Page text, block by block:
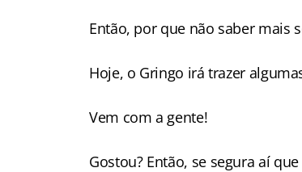
Então, por que não saber mais
Hoje, o Gringo irá trazer
Vem com a gente!
Gostou? Então, se segura aí